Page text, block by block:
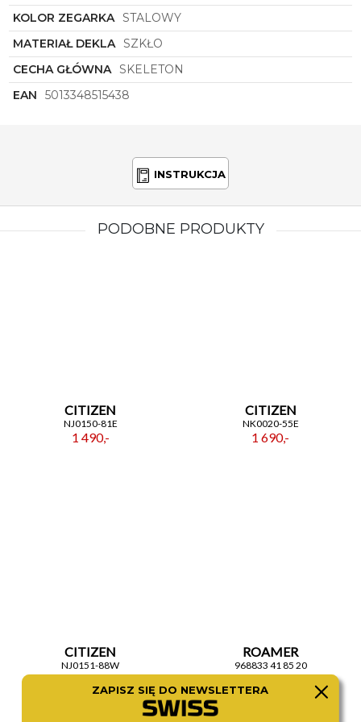
jednocześnie niezawodną jakość i precyzję.
KOLOR ZEGARKA STALOWY
MATERIAŁ DEKLA SZKŁO
CECHA GŁÓWNA SKELETON
EAN
5013348515438
INSTRUKCJA
PODOBNE PRODUKTY
CITIZEN
NJ0150-81E
1 490,-
CITIZEN
NK0020-55E
1 690,-
CITIZEN
NJ0151-88W
1 490,-
ROAMER
968833 41 85 20
1 490,-
ZAPISZ SIĘ DO NEWSLETTERA